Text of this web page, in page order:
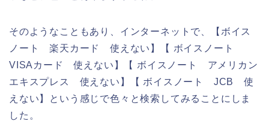
そのようなこともあり、インターネットで、【ボイス
ノート 楽天カード 使えない】【 ボイスノート
VISAカード 使えない】【 ボイスノート アメリカン
エキスプレス 使えない】【 ボイスノート JCB 使
えない】という感じで色々と検索してみることにしま
した。